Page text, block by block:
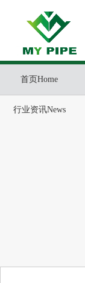
首页Home
行业资讯News